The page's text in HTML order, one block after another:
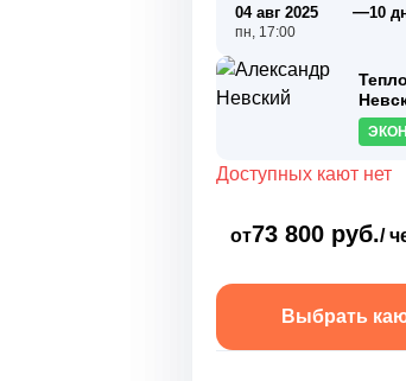
04 авг 2025
пн, 17:00
—10
Доступных кают нет
от73 800 руб./
Выбрать